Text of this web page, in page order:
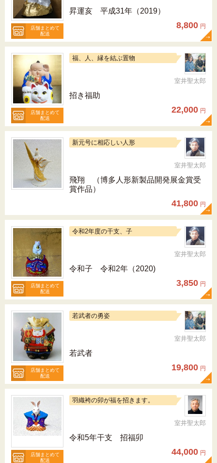
店舗まとめて
配送
昇運亥 平成31年（2019）
8,800 円
店舗まとめて
配送
福、人、縁を結ぶ置物
室井聖太郎
招き福助
22,000 円
新元号に相応しい人形
室井聖太郎
飛翔 （博多人形新製品開発展金賞受
賞作品）
41,800 円
店舗まとめて
配送
令和2年度の干支、子
室井聖太郎
令和子 令和2年（2020)
3,850 円
店舗まとめて
配送
若武者の勇姿
室井聖太郎
若武者
19,800 円
店舗まとめて
配送
羽織袴の卯が福を招きます。
室井聖太郎
令和5年干支 招福卯
44,000 円